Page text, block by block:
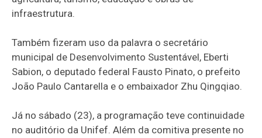
infraestrutura.
Também fizeram uso da palavra o secretário
municipal de Desenvolvimento Sustentável, Eberti
Sabion, o deputado federal Fausto Pinato, o prefeito
João Paulo Cantarella e o embaixador Zhu Qingqiao.
Já no sábado (23), a programação teve continuidade
no auditório da Unifef. Além da comitiva presente no